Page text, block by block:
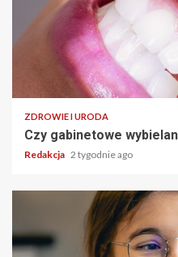
ZDROWIE I URODA
Czy gabinetowe
Redakcja 2 tygodnie ago